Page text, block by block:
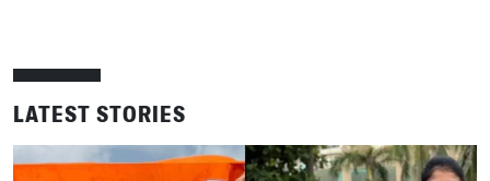
LATEST STORIES